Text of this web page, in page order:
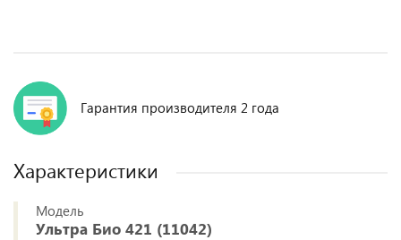
Гарантия производителя 2 года
Характеристики
Модель
Ультра Био 421 (11042)